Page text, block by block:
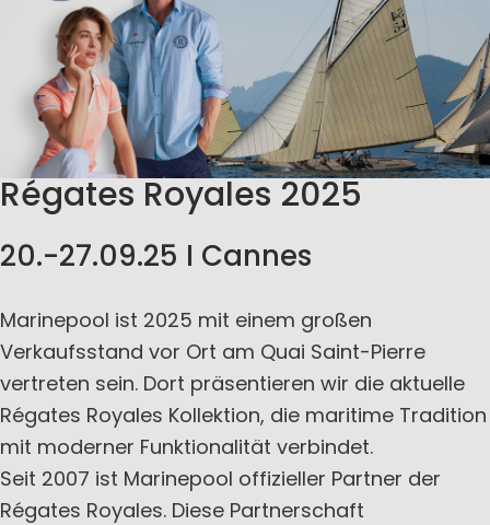
Régates Royales 2025
20.-27.09.25 I Cannes
Marinepool ist 2025 mit einem großen
Verkaufsstand vor Ort am Quai Saint-Pierre
vertreten sein. Dort präsentieren wir die aktuelle
Régates Royales Kollektion, die maritime Tradition
mit moderner Funktionalität verbindet.
Seit 2007 ist Marinepool offizieller Partner der
Régates Royales. Diese Partnerschaft